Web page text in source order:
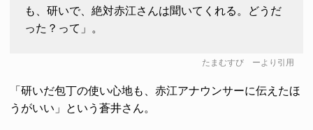
も、研いで、絶対赤江さんは聞いてくれる。どうだ
った？って」。
たまむすびーより引用
「研いだ包丁の使い心地も、赤江アナウンサーに伝えたほ
うがいい」という蒼井さん。